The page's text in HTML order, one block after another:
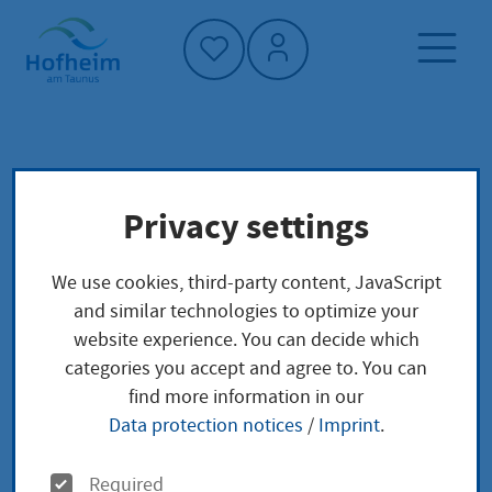
Home"
Buchmacher/in, Erlaubnis
Buchmacher/in,
Erlaubnis
Privacy settings
We use cookies, third-party content, JavaScript
and similar technologies to optimize your
website experience. You can decide which
categories you accept and agree to. You can
find more information in our
Data protection notices / Imprint.
O
Required